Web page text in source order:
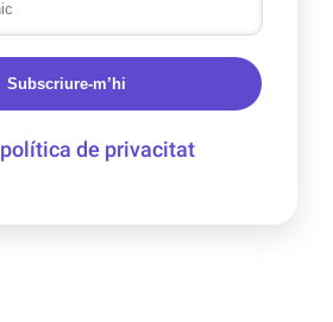
Subscriure-m’hi
política de privacitat